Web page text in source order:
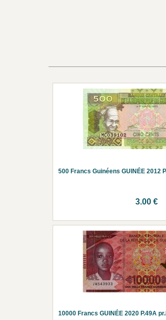
500 Francs Guinéens GUINÉE 2012
3.00 €
10000 Francs GUINÉE 2020 P.49A